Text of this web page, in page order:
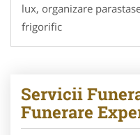
lux, organizare
frigorific
Servicii
Funerare